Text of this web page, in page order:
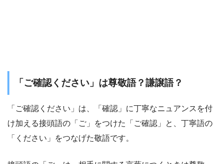
「ご確認ください」は尊敬語？謙譲語？
「ご確認ください」は、「確認」に丁寧なニュアンスを付
け加える接頭語の「ご」をつけた「ご確認」と、丁寧語の
「ください」をつなげた敬語です。